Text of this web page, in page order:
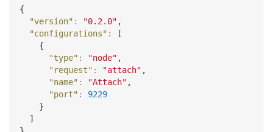
{
"version" : "0.2.0" ,
"configurations" :
[
{
"type" : "node" ,
"request" : "attach" ,
"name" : "Attach" ,
"port" :
9229
}
]